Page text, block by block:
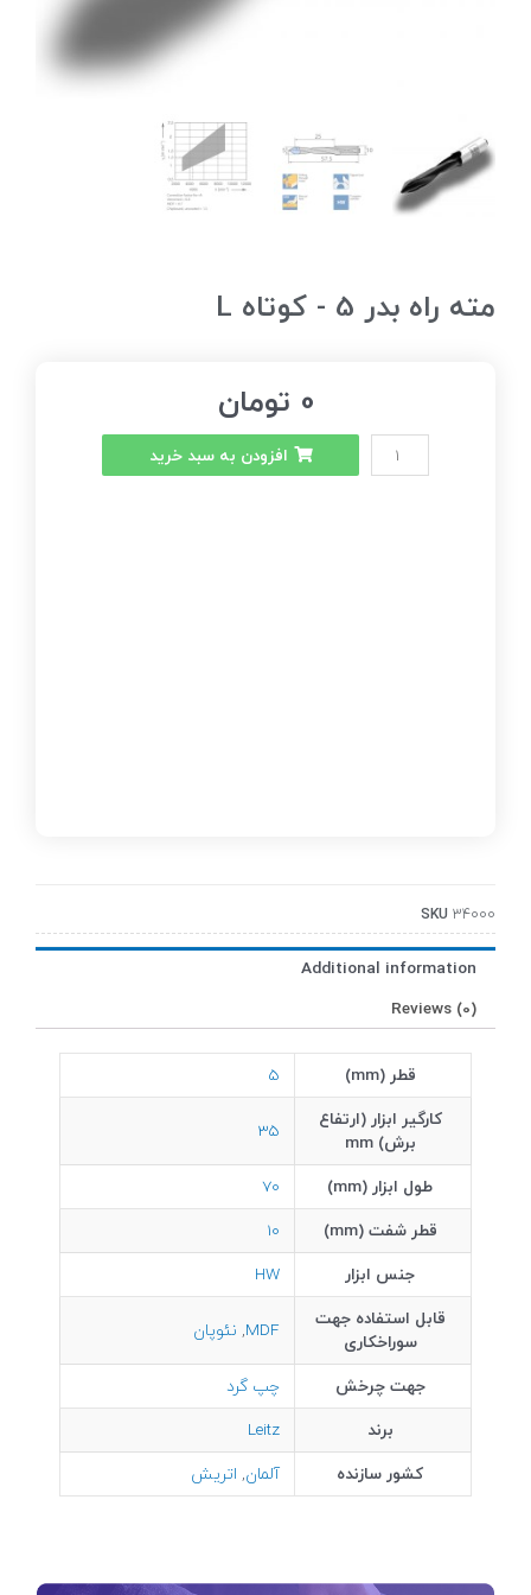
0 تومان
افزودن به سبد خرید
مته راه بدر 5 - کوتاه L
SKU 34000
Additional information
Reviews (0)
قطر (mm)
5
کارگیر ابزار (ارتفاع
برش) mm
35
طول ابزار (mm)
70
قطر شفت (mm)
10
جنس ابزار
HW
قابل استفاده جهت
سوراخکاری
MDF
, نئوپان
جهت چرخش
چپ گرد
برند
Leitz
کشور سازنده
آلمان, اتریش